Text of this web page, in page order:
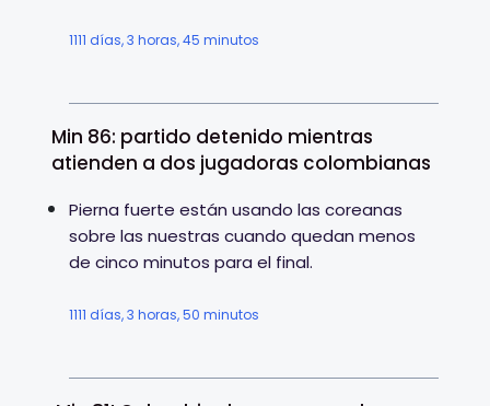
1111 días, 3 horas, 45 minutos
Min 86: partido detenido mientras
atienden a dos jugadoras colombianas
Pierna fuerte están usando las coreanas
sobre las nuestras cuando quedan menos
de cinco minutos para el final.
1111 días, 3 horas, 50 minutos